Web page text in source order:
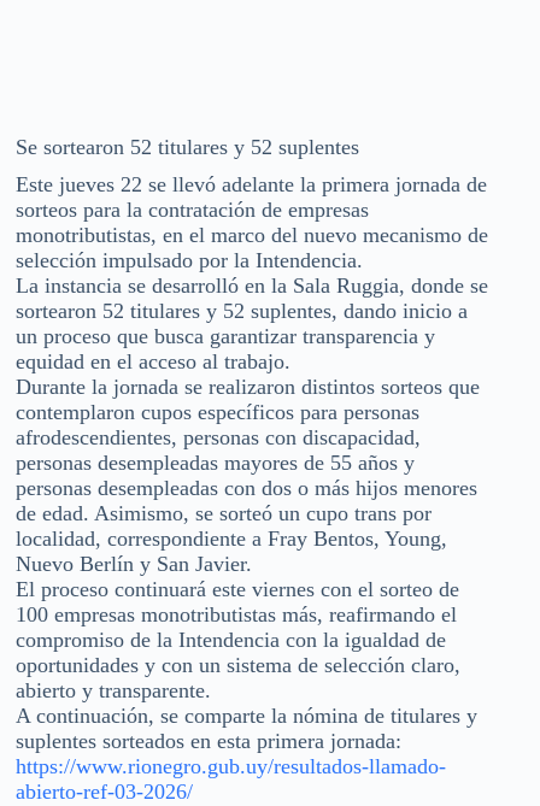
Se sortearon 52 titulares y 52 suplentes
Este jueves 22 se llevó adelante la primera jornada de
sorteos para la contratación de empresas
monotributistas, en el marco del nuevo mecanismo de
selección impulsado por la Intendencia.
La instancia se desarrolló en la Sala Ruggia, donde se
sortearon 52 titulares y 52 suplentes, dando inicio a
un proceso que busca garantizar transparencia y
equidad en el acceso al trabajo.
Durante la jornada se realizaron distintos sorteos que
contemplaron cupos específicos para personas
afrodescendientes, personas con discapacidad,
personas desempleadas mayores de 55 años y
personas desempleadas con dos o más hijos menores
de edad. Asimismo, se sorteó un cupo trans por
localidad, correspondiente a Fray Bentos, Young,
Nuevo Berlín y San Javier.
El proceso continuará este viernes con el sorteo de
100 empresas monotributistas más, reafirmando el
compromiso de la Intendencia con la igualdad de
oportunidades y con un sistema de selección claro,
abierto y transparente.
A continuación, se comparte la nómina de titulares y
suplentes sorteados en esta primera jornada:
https://www.rionegro.gub.uy/resultados-llamado-
abierto-ref-03-2026/